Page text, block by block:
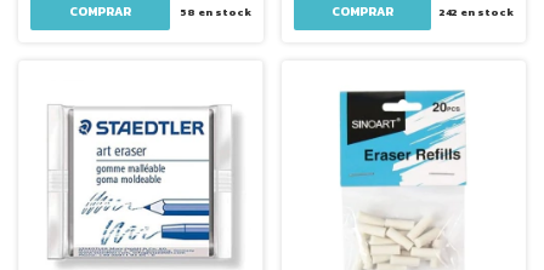
58 en stock 242 en stock